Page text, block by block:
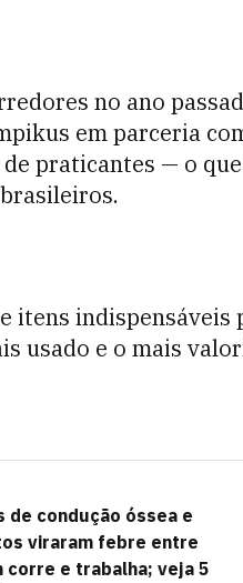
no ano
em parceria
praticantes — o
itens indispensáveis
usado e o mais
de condução óssea e
viraram febre entre
corre e trabalha; veja 5